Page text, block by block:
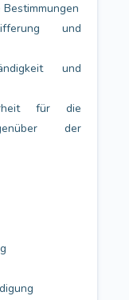
und
und
für die
der